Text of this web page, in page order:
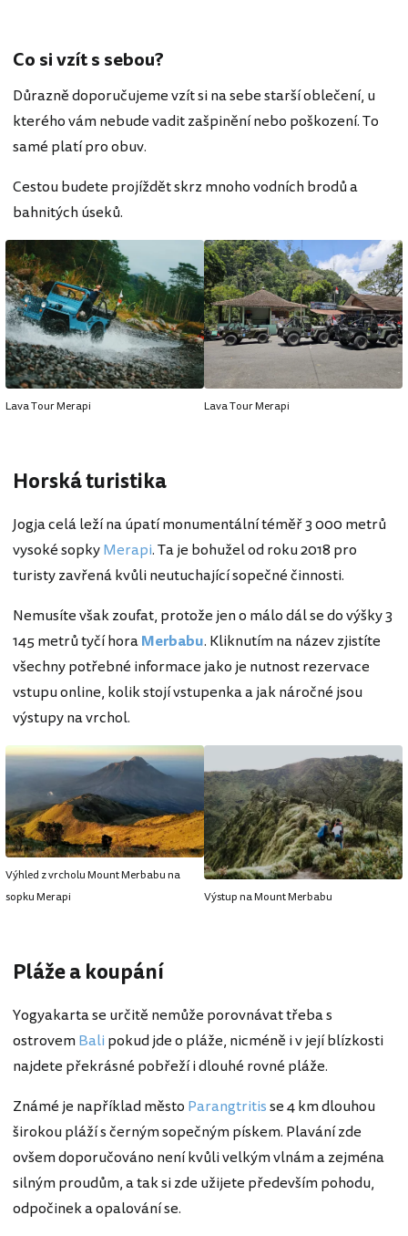
Co si vzít s sebou?
Důrazně doporučujeme vzít si na sebe starší oblečení, u
kterého vám nebude vadit zašpinění nebo poškození. To
samé platí pro obuv.
Cestou budete projíždět skrz mnoho vodních brodů a
bahnitých úseků.
Lava Tour Merapi Lava Tour Merapi
Horská turistika
Jogja celá leží na úpatí monumentální téměř 3 000 metrů
vysoké sopkyMerapi. Ta je bohužel od roku 2018 pro
turisty zavřená kvůli neutuchající sopečné činnosti.
Nemusíte však zoufat, protože jen o málo dál se do výšky 3
145 metrů tyčí horaMerbabu. Kliknutím na název zjistíte
všechny potřebné informace jako je nutnost rezervace
vstupu online, kolik stojí vstupenka a jak náročné jsou
výstupy na vrchol.
Výhled z vrcholu Mount Merbabu na
sopku Merapi
Výstup na Mount Merbabu
Pláže a koupání
Yogyakarta se určitě nemůže porovnávat třeba s
ostrovemBali pokud jde o pláže, nicméně i v její blízkosti
najdete překrásné pobřeží i dlouhé rovné pláže.
Známé je například město Parangtritisse 4 km dlouhou
širokou pláží s černým sopečným pískem. Plavání zde
ovšem doporučováno není kvůli velkým vlnám a zejména
silným proudům, a tak si zde užijete především pohodu,
odpočinek a opalování se.